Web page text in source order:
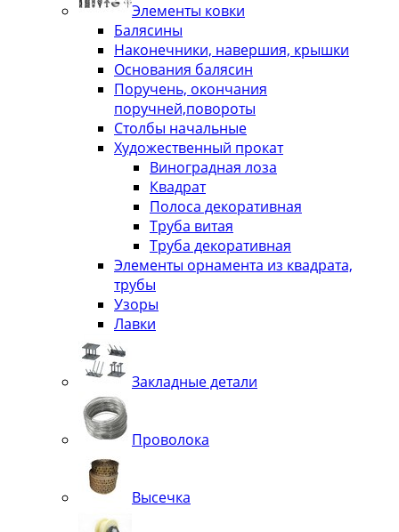
Элементы ковки
Балясины
Наконечники, навершия, крышки
Основания балясин
Поручень, окончания
поручней,повороты
Столбы начальные
Художественный прокат
Виноградная лоза
Квадрат
Полоса декоративная
Труба витая
Труба декоративная
Элементы орнамента из квадрата,
трубы
Узоры
Лавки
Закладные детали
Проволока
Высечка